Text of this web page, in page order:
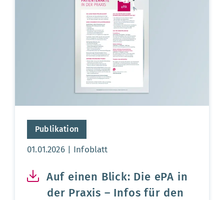
Publikation
Aktualisierungsdatum:
01.01.2026 Infoblatt
Auf einen Blick: Die ePA in
der Praxis – Infos für den